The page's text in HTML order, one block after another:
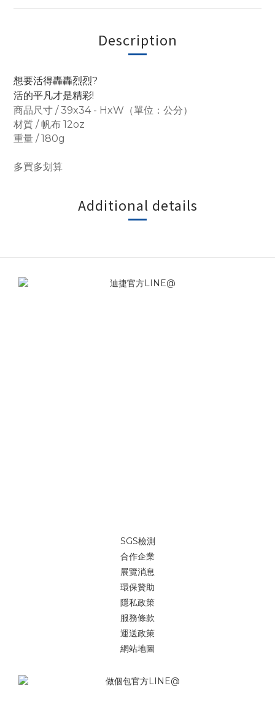
Description
想要活得轟轟烈烈?
活的平凡才是精彩!
商品尺寸 / 39x34 - HxW（單位：公分）
材質 / 帆布 12oz
重量 / 180g
多買多划算
Additional details
SGS檢測
合作企業
展覽消息
環保贊助
隱私政策
服務條款
運送政策
網站地圖